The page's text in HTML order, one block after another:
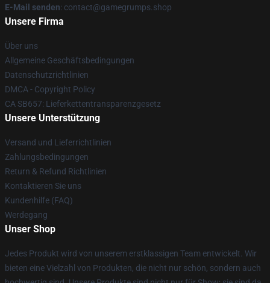
E-Mail senden: contact@gamegrumps.shop
Unsere Firma
Über uns
Allgemeine Geschäftsbedingungen
Datenschutzrichtlinien
DMCA - Copyright Policy
CA SB657: Lieferkettentransparenzgesetz
Unsere Unterstützung
Versand und Lieferrichtlinien
Zahlungsbedingungen
Return & Refund Richtlinien
Kontaktieren Sie uns
Kundenhilfe (FAQ)
Werdegang
Unser Shop
Jedes Produkt wird von unserem erstklassigen Team entwickelt. Wir
bieten eine Vielzahl von Produkten, die nicht nur schön, sondern auch